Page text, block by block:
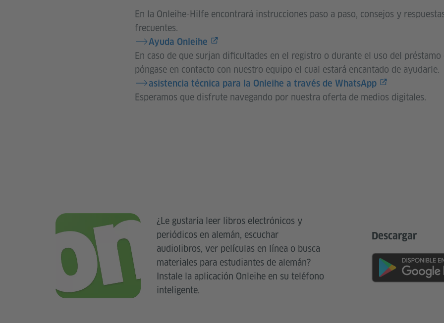
En la Onleihe-Hilfe encontrará instrucciones paso a paso, consejos y
frecuentes.
Ayuda Onleihe
En caso de que surjan dificultades en el registro o durante el uso del
póngase en contacto con nuestro equipo el cual estará encantado de ayudarle.
asistencia técnica para la Onleihe a través de WhatsApp
Esperamos que disfrute navegando por nuestra oferta de medios digitales.
¿Le gustaría leer libros electrónicos y
periódicos en alemán, escuchar
audiolibros, ver películas en línea o busca
materiales para estudiantes de alemán?
Instale la aplicación Onleihe en su teléfono
inteligente.
Descargar